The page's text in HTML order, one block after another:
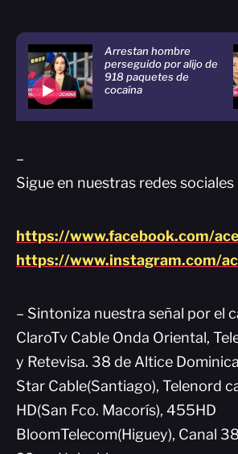
Arrestan hombre
perseguido por alijo de
918 paquetes de
cocaína
–
Sigue en nuestras redes sociales
https://www.facebook.com/
https://www.instagram.com/
– Sintoniza nuestra señal por el
ClaroTv Cable Onda Oriental,
y Retevisa. 38 de Altice
Star Cable(Santiago), Telenord
HD(San Fco. Macorís), 455HD
BloomTelecom(Higuey), Canal